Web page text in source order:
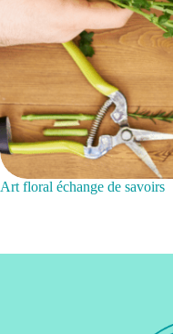
Art floral échange de savoirs